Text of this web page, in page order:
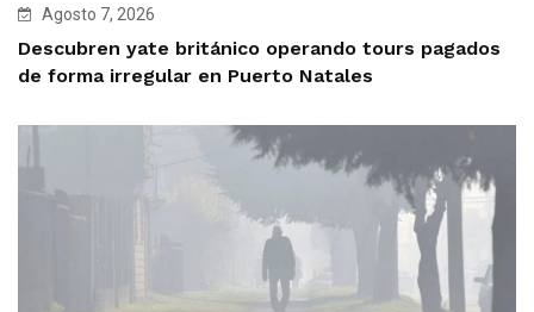
Agosto 7, 2026
Descubren yate británico operando tours pagados
de forma irregular en Puerto Natales